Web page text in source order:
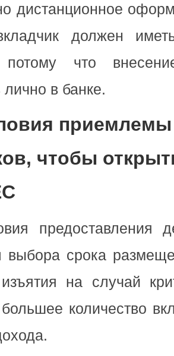
дистанционное
должен
потому что
лично в банке.
чтобы
предоставления
выбора срока
на случай
количество